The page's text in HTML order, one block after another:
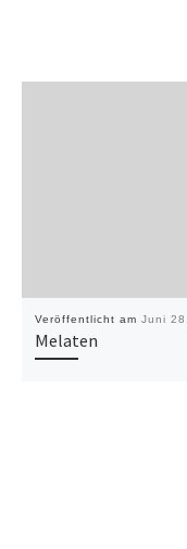
Veröffentlicht am Juni
Melaten